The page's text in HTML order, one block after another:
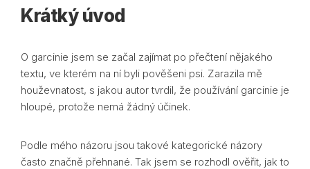
Krátký úvod
O garcinie jsem se začal zajímat po přečtení nějakého
textu, ve kterém na ní byli pověšeni psi. Zarazila mě
houževnatost, s jakou autor tvrdil, že používání garcinie je
hloupé, protože nemá žádný účinek.
Podle mého názoru jsou takové kategorické názory
často značně přehnané. Tak jsem se rozhodl ověřit, jak to